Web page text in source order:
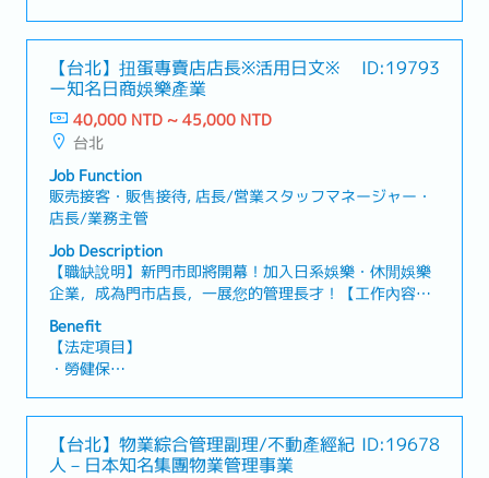
・各種休假（特別休假、婚假、喪假、生理假、產檢假、
陪產假、產假、育嬰假）
・退休金
【公司福利】
・年終獎金 (約1.5個月)
・勞動/中秋/春節禮金
・中秋禮券/春節禮券/生日禮券
・英日語言津貼、效率津貼、其他技術津貼、交通津貼
・日文語言進修、自主專業外部訓練、年度教育訓練
・結婚禮券、住院慰問禮券
・健康檢查
【台北】扭蛋專賣店店長※活用日文※
ー知名日商娛樂產業
ID:19793
40,000 NTD ~ 45,000 NTD
台北
Job Function
販売接客・販售接待, 店長/営業スタッフマネージャー・
店長/業務主管
Job Description
【職缺說明】新門市即將開幕！加入日系娛樂・休閒娛樂
企業，成為門市店長，一展您的管理長才！【工作內容】
➤門市例行工作・每日開閉店作業・進貨、搬貨、補貨・
機台故障排除及維修・顧客應對及客訴處理・百貨樓管應
對➤門市運營及管理・定期報表整理，彙報並分析每月業
績狀況・計時人員招募、排班及管理・庫存及金錢管理・
周邊市場調查及競合廠商分析・總公司聯繫及交辦事項處
Benefit
【法定項目】
・勞健保
・各種休假（特別休假、婚假、喪假、生理假、產檢假、
陪產假、產假、育嬰假）
・退休金
【台北】物業綜合管理副理/不動產經紀
人－日本知名集團物業管理事業
ID:19678